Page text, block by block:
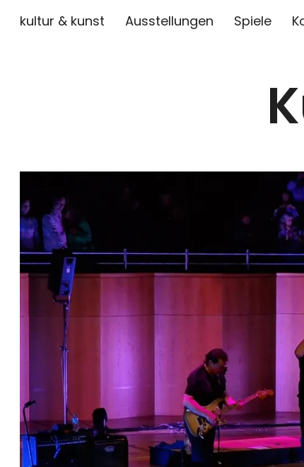
kultur & kunst Ausstellungen Spiele